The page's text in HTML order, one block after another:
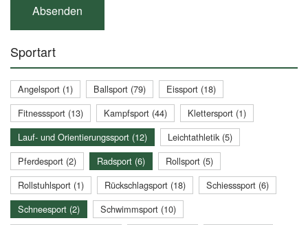
Sportart
Angelsport (1) Ballsport (79)
Eissport (18)
Fitnesssport (13)
Kampfsport (44)
Klettersport (1)
Lauf- und Orientierungssport (12)
Leichtathletik (5)
Pferdesport (2)
Radsport (6)
Rollsport (5)
Rollstuhlsport (1)
Rückschlagsport (18)
Schiesssport (6)
Schneesport (2)
Schwimmsport (10)